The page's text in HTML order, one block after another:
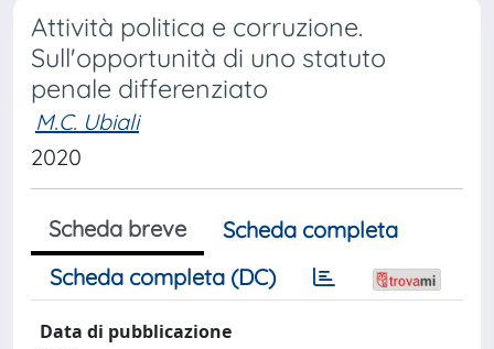
Attività politica e corruzione.
Sull'opportunità di uno statuto
penale differenziato
M.C. Ubiali
2020
Scheda breve
Scheda completa
Scheda completa (DC)
Data di pubblicazione